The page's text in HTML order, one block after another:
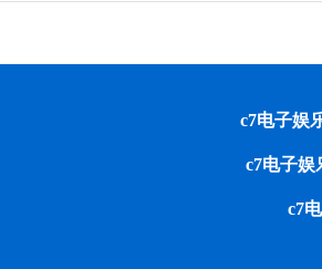
c7电子娱
c7电子娱
c7